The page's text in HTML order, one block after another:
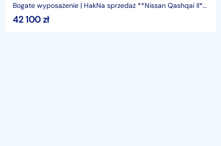
Bogate wyposażenie | HakNa sprzedaż **Nissan Qashqai II**
z 2015 roku, wyposażony w oszczędny i dynamic
42 100zł